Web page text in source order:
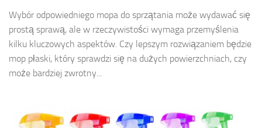
Wybór odpowiedniego mopa do sprzątania może wydawać się
prostą sprawą, ale w rzeczywistości wymaga przemyślenia
kilku kluczowych aspektów. Czy lepszym rozwiązaniem będzie
mop płaski, który sprawdzi się na dużych powierzchniach, czy
może bardziej zwrotny...